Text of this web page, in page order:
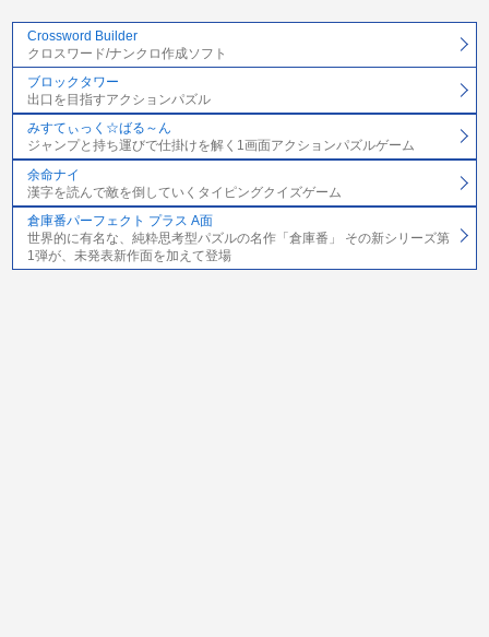
Crossword Builder
クロスワード/ナンクロ作成ソフト
ブロックタワー
出口を目指すアクションパズル
みすてぃっく☆ばる～ん
ジャンプと持ち運びで仕掛けを解く1画面アクションパズルゲーム
余命ナイ
漢字を読んで敵を倒していくタイピングクイズゲーム
倉庫番パーフェクト プラス A面
世界的に有名な、純粋思考型パズルの名作「倉庫番」 その新シリーズ第
1弾が、未発表新作面を加えて登場